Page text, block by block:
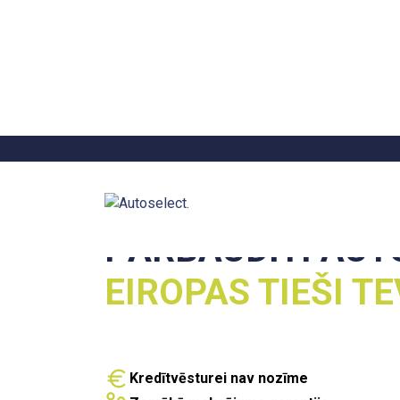
PĀRBAUDĪTI
EIROPAS TIEŠI
Kredītvēsturei nav nozīme